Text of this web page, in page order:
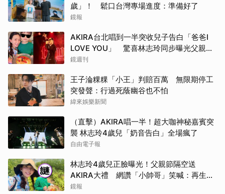
歲」！ 鬆口台灣專場進度：準備好了
鏡報
AKIRA台北唱到一半突收兒子告白「爸爸I
LOVE YOU」 驚喜林志玲同步曝光父親節
「披薩蛋糕」
鏡週刊
王子淪粿粿「小王」判賠百萬 無限期停工
突發聲：行過死蔭幽谷也不怕
緯來娛樂新聞
（直擊）AKIRA唱一半！超大咖神秘嘉賓突
襲 林志玲4歲兒「奶音告白」全場瘋了
自由電子報
林志玲4歲兒正臉曝光！父親節隔空送
AKIRA大禮 網讚「小帥哥」笑喊：再生一
個
鏡報